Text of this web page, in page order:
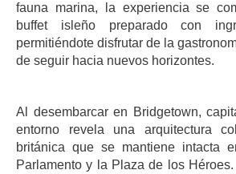
fauna marina, la experiencia se
buffet isleño preparado con
permitiéndote disfrutar de la
de seguir hacia nuevos horizontes.
Al desembarcar en Bridgetown,
entorno revela una arquitectura
británica que se mantiene intacta
Parlamento y la Plaza de los